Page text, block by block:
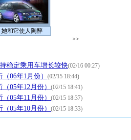
她和它使人陶醉
>>
稳定乘用车增长较快(02/16 00:27)
06年1月份） (02/15 18:44)
05年12月份） (02/15 18:41)
05年11月份） (02/15 18:37)
05年10月份） (02/15 18:33)